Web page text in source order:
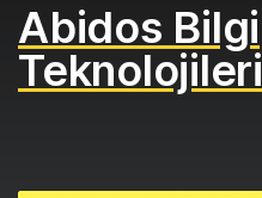
Abidos Bilgi
Teknolojileri